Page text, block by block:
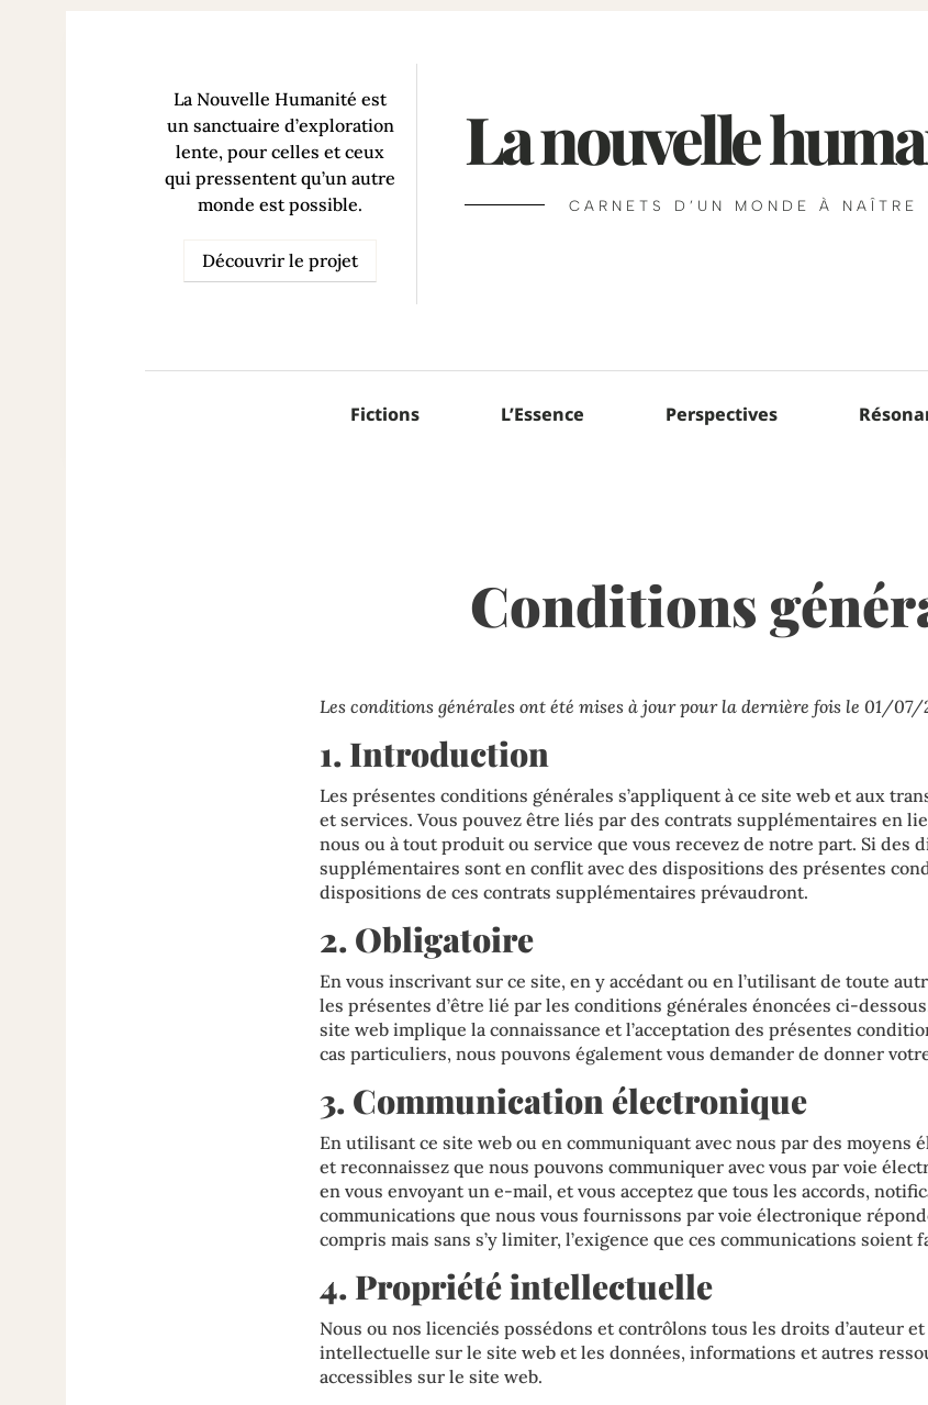
La Nouvelle Humanité est
un sanctuaire d’exploration
lente, pour celles et ceux
qui pressentent qu’un autre
monde est possible.
Découvrir le projet
La nouvelle
CARNETS D’UN MONDE À NAÎTRE
Fictions L’Essence Perspectives
Conditions
Les conditions générales ont été mises à jour pour la dernière fois le 01/07/
1. Introduction
Les présentes conditions générales s’appliquent à ce site web et aux
et services. Vous pouvez être liés par des contrats supplémentaires en
nous ou à tout produit ou service que vous recevez de notre part. Si des
supplémentaires sont en conflit avec des dispositions des présentes
dispositions de ces contrats supplémentaires prévaudront.
2. Obligatoire
En vous inscrivant sur ce site, en y accédant ou en l’utilisant de toute
les présentes d’être lié par les conditions générales énoncées ci-
site web implique la connaissance et l’acceptation des présentes
cas particuliers, nous pouvons également vous demander de donner
3. Communication électronique
En utilisant ce site web ou en communiquant avec nous par des moyens
et reconnaissez que nous pouvons communiquer avec vous par voie
en vous envoyant un e-mail, et vous acceptez que tous les accords,
communications que nous vous fournissons par voie électronique
compris mais sans s’y limiter, l’exigence que ces communications soient
4. Propriété intellectuelle
Nous ou nos licenciés possédons et contrôlons tous les droits d’auteur
intellectuelle sur le site web et les données, informations et autres
accessibles sur le site web.